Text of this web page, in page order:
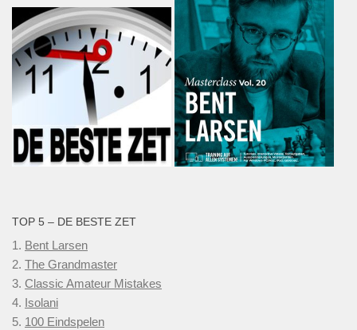
TOP 5 – DE BESTE ZET
1. Bent Larsen
2. The Grandmaster
3. Classic Amateur Mistakes
4. Isolani
5. 100 Eindspelen